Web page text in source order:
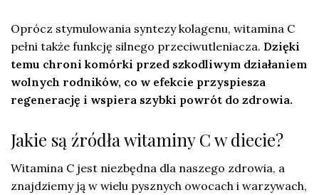
Oprócz stymulowania syntezy kolagenu, witamina C
pełni także funkcję silnego przeciwutleniacza. Dzięki
temu chroni komórki przed szkodliwym działaniem
wolnych rodników, co w efekcie przyspiesza
regenerację i wspiera szybki powrót do zdrowia.
Jakie są źródła witaminy C w diecie?
Witamina C jest niezbędna dla naszego zdrowia, a
znajdziemy ją w wielu pysznych owocach i warzywach,